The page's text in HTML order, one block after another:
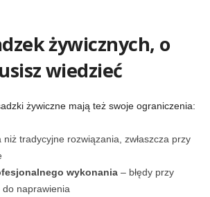
żywicznych, o
wiedzieć
żywiczne mają też swoje ograniczenia:
niż tradycyjne rozwiązania, zwłaszcza przy
wykonania – błędy przy
naprawienia